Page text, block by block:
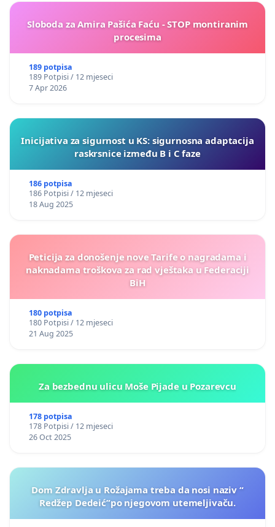
Sloboda za Amira Pašića Faću - STOP montiranim
procesima
189 potpisa
189 Potpisi / 12 mjeseci
7 Apr 2026
Inicijativa za sigurnost u KS: sigurnosna adaptacija
raskrsnice između B i C faze
186 potpisa
186 Potpisi / 12 mjeseci
18 Aug 2025
Peticija za donošenje nove Tarife o nagradama i
naknadama troškova za rad vještaka u Federaciji
BiH
180 potpisa
180 Potpisi / 12 mjeseci
21 Aug 2025
Za bezbednu ulicu Moše Pijade u Pozarevcu
178 potpisa
178 Potpisi / 12 mjeseci
26 Oct 2025
Dom Zdravlja u Rožajama treba da nosi naziv “
Redžep Dedeić”po njegovom utemeljivaču.